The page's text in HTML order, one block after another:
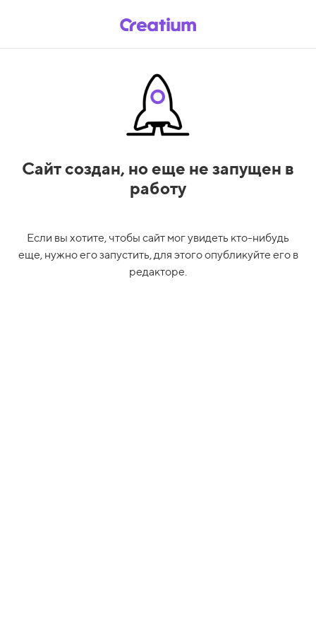
Сайт создан, но еще не запущен в
работу
Если вы хотите, чтобы сайт мог увидеть кто-нибудь
еще, нужно его запустить, для этого опубликуйте его в
редакторе.